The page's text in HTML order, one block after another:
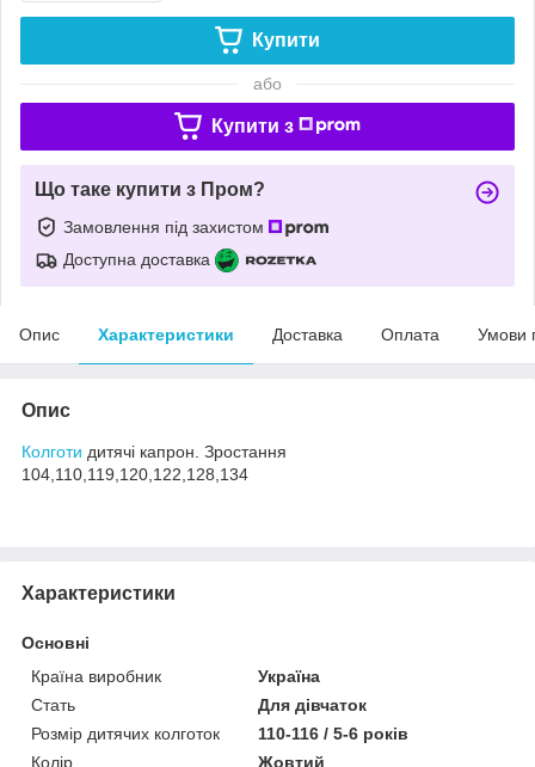
Купити
або
Купити з
Що таке купити з Пром?
Замовлення під захистом
Доступна доставка
Опис Характеристики Доставка Оплата Умови
Опис
Колготи дитячі капрон. Зростання
104,110,119,120,122,128,134
Характеристики
Основні
Країна виробник
Україна
Стать
Для дівчаток
Розмір дитячих колготок
110-116 / 5-6 років
Колір
Жовтий